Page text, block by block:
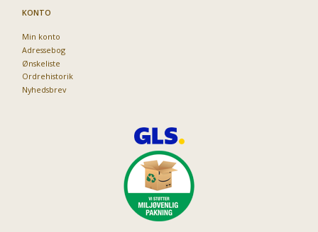
KONTO
Min konto
Adressebog
Ønskeliste
Ordrehistorik
Nyhedsbrev